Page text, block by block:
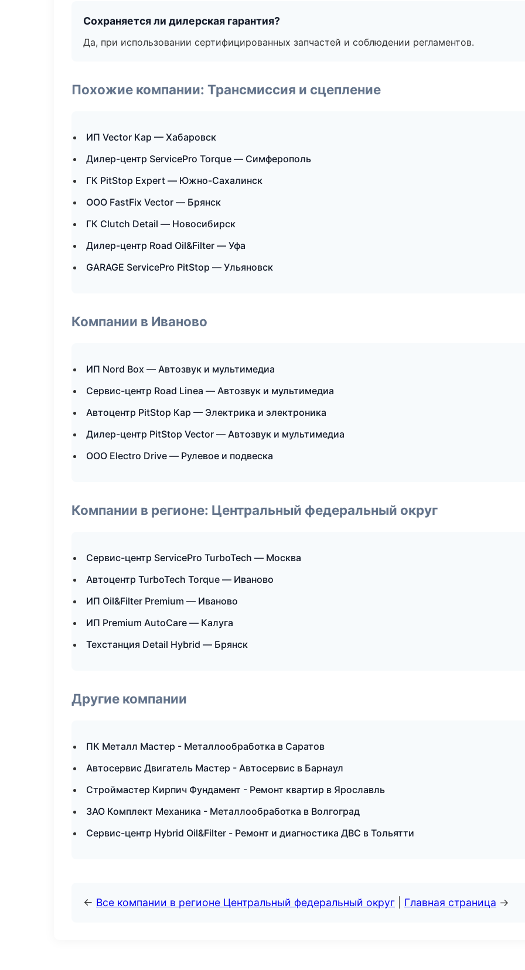
Сохраняется ли дилерская гарантия?
Да, при использовании сертифицированных запчастей и соблюдении регламентов.
Похожие компании: Трансмиссия и сцепление
ИП Vector Кар — Хабаровск
Дилер-центр ServicePro Torque — Симферополь
ГК PitStop Expert — Южно-Сахалинск
ООО FastFix Vector — Брянск
ГК Clutch Detail — Новосибирск
Дилер-центр Road Oil&Filter — Уфа
GARAGE ServicePro PitStop — Ульяновск
Компании в Иваново
ИП Nord Box — Автозвук и мультимедиа
Сервис-центр Road Linea — Автозвук и мультимедиа
Автоцентр PitStop Кар — Электрика и электроника
Дилер-центр PitStop Vector — Автозвук и мультимедиа
ООО Electro Drive — Рулевое и подвеска
Компании в регионе: Центральный федеральный округ
Сервис-центр ServicePro TurboTech — Москва
Автоцентр TurboTech Torque — Иваново
ИП Oil&Filter Premium — Иваново
ИП Premium AutoCare — Калуга
Техстанция Detail Hybrid — Брянск
Другие компании
ПК Металл Мастер - Металлообработка в Саратов
Автосервис Двигатель Мастер - Автосервис в Барнаул
Строймастер Кирпич Фундамент - Ремонт квартир в Ярославль
ЗАО Комплект Механика - Металлообработка в Волгоград
Сервис-центр Hybrid Oil&Filter - Ремонт и диагностика ДВС в Тольятти
← Все компании в регионе Центральный федеральный округ Главная страница →